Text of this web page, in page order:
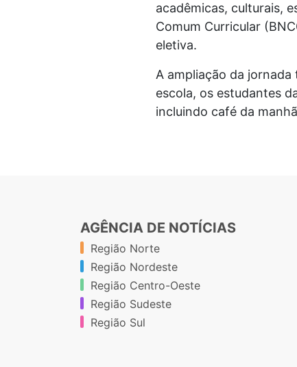
acadêmicas, culturais,
Comum Curricular
eletiva.
A ampliação da
escola, os estudantes
incluindo café da
AGÊNCIA DE NOTÍCIAS
Região Norte
Região Nordeste
Região Centro-Oeste
Região Sudeste
Região Sul